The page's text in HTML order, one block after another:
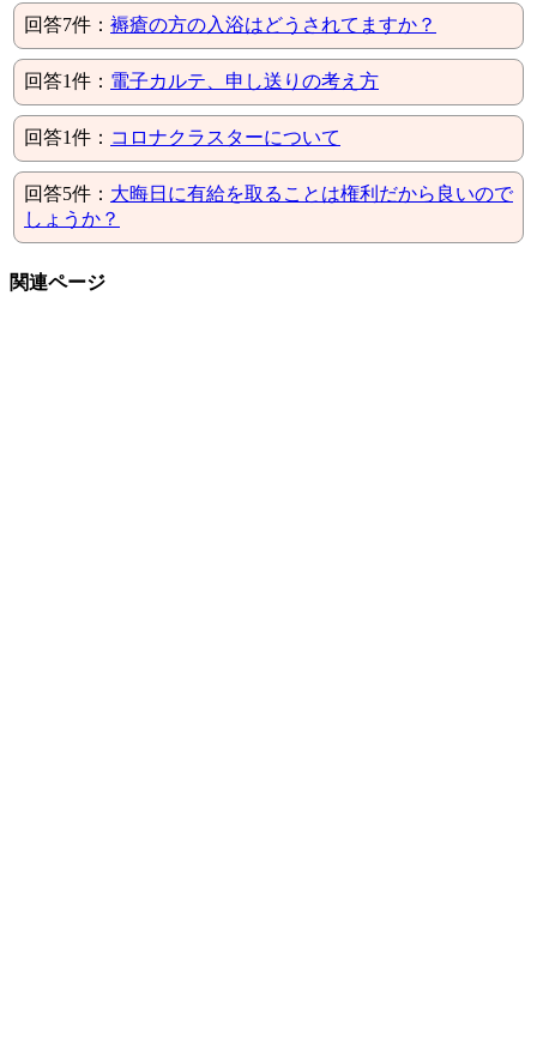
回答7件： 褥瘡の方の入浴はどうされてますか？
回答1件： 電子カルテ、申し送りの考え方
回答1件： コロナクラスターについて
回答5件： 大晦日に有給を取ることは権利だから良いので
しょうか？
関連ページ